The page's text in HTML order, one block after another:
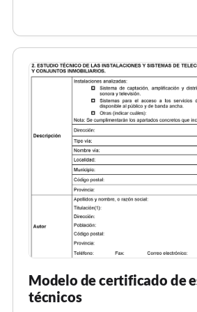
Denominación de los estudios.
estudios (cursos académicos).
créditos y horas. Acreditació…
Modelo de certificado de
técnicos